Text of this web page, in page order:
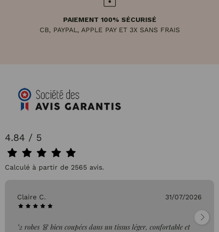
PAIEMENT 100% SÉCURISÉ
CB, PAYPAL, APPLE PAY ET 3X SANS FRAIS
4.84 / 5
Calculé à partir de 2565 avis.
Claire C. 31/07/2026
"2 robes 👗 bien coupées dans un tissus léger, confortable et